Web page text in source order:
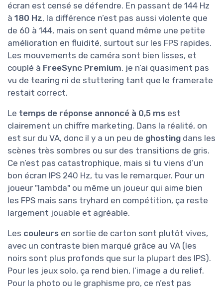
écran est censé se défendre. En passant de 144 Hz
à 180 Hz, la différence n’est pas aussi violente que
de 60 à 144, mais on sent quand même une petite
amélioration en fluidité, surtout sur les FPS rapides.
Les mouvements de caméra sont bien lisses, et
couplé à FreeSync Premium, je n’ai quasiment pas
vu de tearing ni de stuttering tant que le framerate
restait correct.
Le temps de réponse annoncé à 0,5 ms est
clairement un chiffre marketing. Dans la réalité, on
est sur du VA, donc il y a un peu de ghosting dans les
scènes très sombres ou sur des transitions de gris.
Ce n’est pas catastrophique, mais si tu viens d’un
bon écran IPS 240 Hz, tu vas le remarquer. Pour un
joueur "lambda" ou même un joueur qui aime bien
les FPS mais sans tryhard en compétition, ça reste
largement jouable et agréable.
Les couleurs en sortie de carton sont plutôt vives,
avec un contraste bien marqué grâce au VA (les
noirs sont plus profonds que sur la plupart des IPS).
Pour les jeux solo, ça rend bien, l’image a du relief.
Pour la photo ou le graphisme pro, ce n’est pas